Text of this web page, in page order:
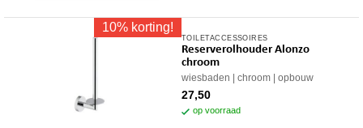
10% korting!
TOILETACCESSOIRES
Reserverolhouder Alonzo
chroom
wiesbaden chroom opbouw
27,50
op voorraad